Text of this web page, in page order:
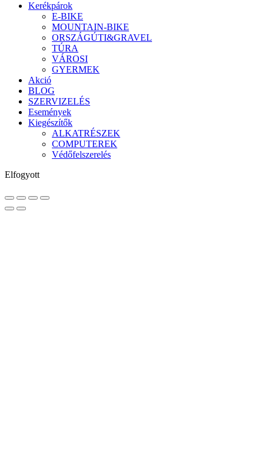
Kerékpárok
E-BIKE
MOUNTAIN-BIKE
ORSZÁGÚTI&GRAVEL
TÚRA
VÁROSI
GYERMEK
Akció
BLOG
SZERVIZELÉS
Események
Kiegészítők
ALKATRÉSZEK
COMPUTEREK
Védőfelszerelés
Elfogyott